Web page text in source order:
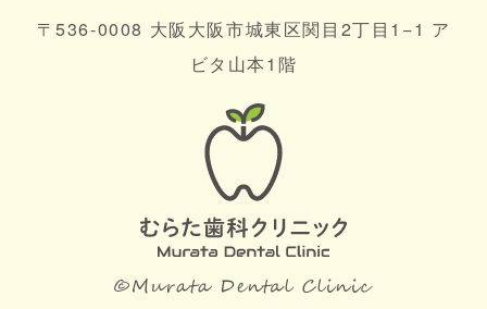
〒536-0008 大阪大阪市城東区関目2丁目1−1 ア
ビタ山本1階